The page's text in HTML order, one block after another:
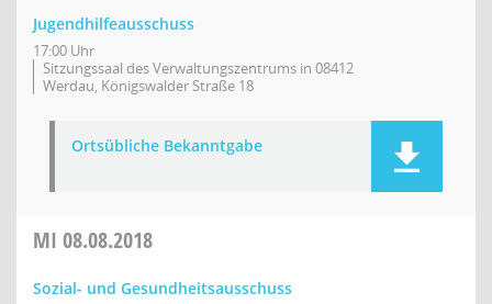
Jugendhilfeausschuss
17:00 Uhr
Sitzungssaal des Verwaltungszentrums in 08412
Werdau, Königswalder Straße 18
Ortsübliche Bekanntgabe
MI 08.08.2018
Sozial- und Gesundheitsausschuss